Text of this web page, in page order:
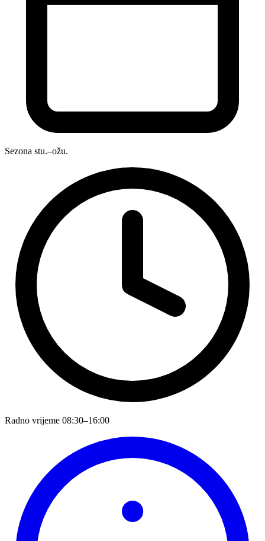
Sezona stu.–ožu.
Radno vrijeme 08:30–16:00